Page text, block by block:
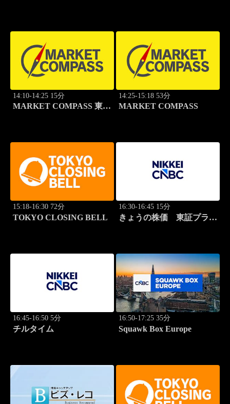
14:10-14:25 15分
MARKET COMPASS 東証
14:25-15:18 53分
MARKET COMPASS
15:18-16:30 72分
TOKYO CLOSING BELL
16:30-16:45 15分
きょうの株価 東証プライ
16:45-16:50 5分
チルタイム
16:50-17:25 35分
Squawk Box Europe